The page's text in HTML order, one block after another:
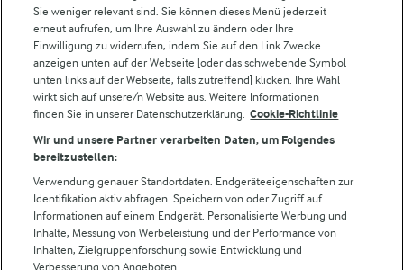
Folge uns!
© Arla Foods amba 2026
Cookie Wahl wieder öffnen
Sie weniger relevant sind. Sie können dieses Menü jederzeit
erneut aufrufen, um Ihre Auswahl zu ändern oder Ihre
Einwilligung zu widerrufen, indem Sie auf den Link Zwecke
anzeigen unten auf der Webseite [oder das schwebende Symbol
unten links auf der Webseite, falls zutreffend] klicken. Ihre Wahl
wirkt sich auf unsere/n Website aus. Weitere Informationen
finden Sie in unserer Datenschutzerklärung. Cookie-Richtlinie
Wir und unsere Partner verarbeiten Daten, um Folgendes
bereitzustellen:
Verwendung genauer Standortdaten. Endgeräteeigenschaften zur
Identifikation aktiv abfragen. Speichern von oder Zugriff auf
Informationen auf einem Endgerät. Personalisierte Werbung und
Inhalte, Messung von Werbeleistung und der Performance von
Inhalten, Zielgruppenforschung sowie Entwicklung und
Verbesserung von Angeboten.